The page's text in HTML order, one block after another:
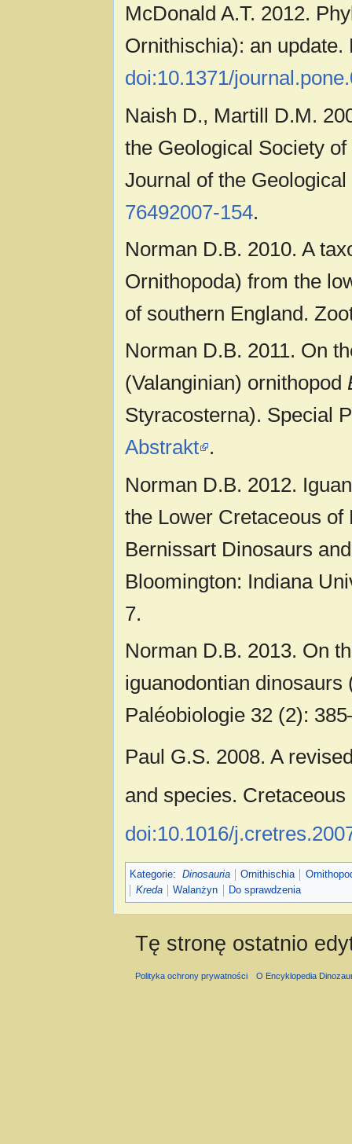
McDonald A.T. 2012.
Ornithischia): an
doi:10.1371/
Naish D., Martill D.M.
the Geological Society
Journal of the
76492007-154.
Norman D.B. 2010. A
Ornithopoda) from the
of southern England.
Norman D.B. 2011. On
(Valanginian) ornithopod
Styracosterna). Special
Abstrakt .
Norman D.B. 2012.
the Lower Cretaceous
Bernissart Dinosaurs
Bloomington: Indiana
7.
Norman D.B. 2013. On
iguanodontian
Paléobiologie 32 (2):
Paul G.S. 2008. A
and species.
doi:10.1016/
Kategorie: Dinosauria Ornithischia
Kreda
Walanżyn Do sprawdzenia
Tę stronę ostatnio
Polityka ochrony prywatności O Encyklopedia